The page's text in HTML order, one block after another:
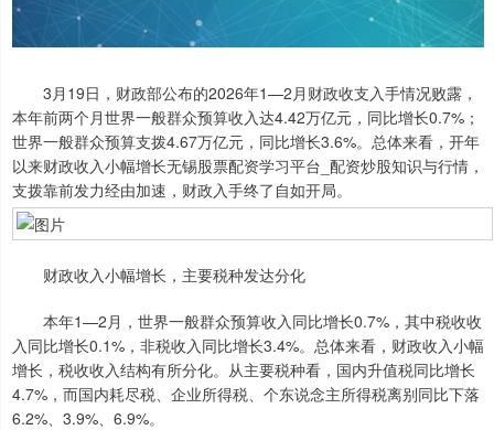
3月19日，财政部公布的2026年1—2月财政收支入手情况败露，
本年前两个月世界一般群众预算收入达4.42万亿元，同比增长0.7%；
世界一般群众预算支拨4.67万亿元，同比增长3.6%。总体来看，开年
以来财政收入小幅增长无锡股票配资学习平台_配资炒股知识与行情，
支拨靠前发力经由加速，财政入手终了自如开局。
财政收入小幅增长，主要税种发达分化
本年1—2月，世界一般群众预算收入同比增长0.7%，其中税收收
入同比增长0.1%，非税收入同比增长3.4%。总体来看，财政收入小幅
增长，税收收入结构有所分化。从主要税种看，国内升值税同比增长
4.7%，而国内耗尽税、企业所得税、个东说念主所得税离别同比下落
6.2%、3.9%、6.9%。